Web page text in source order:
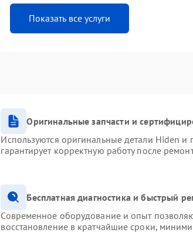
Показать все услуги
Оригинальные запчасти и
Используются оригинальные детали Hiden
гарантирует корректную работу после
Бесплатная диагностика и быстрый
Современное оборудование и опыт
восстановление в кратчайшие сроки,